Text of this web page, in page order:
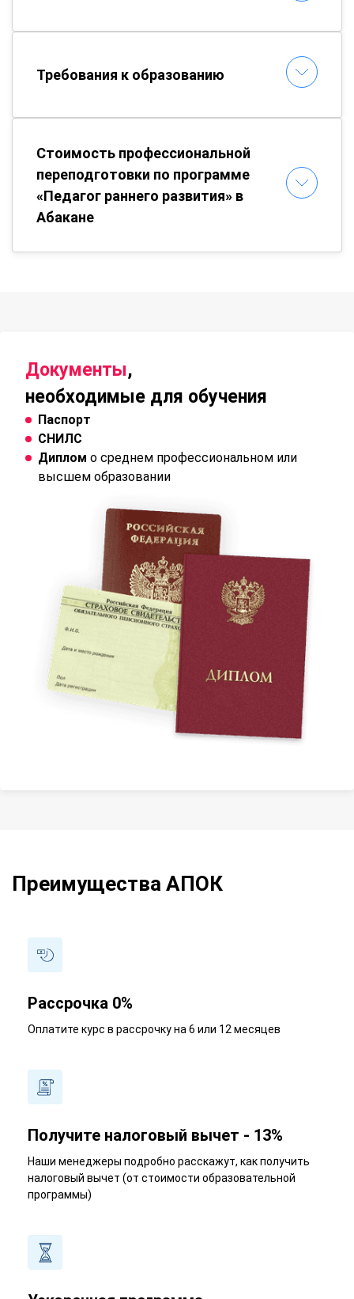
Требования к образованию
Стоимость профессиональной
переподготовки по программе
«Педагог раннего развития» в
Абакане
Документы,
необходимые для обучения
Паспорт
СНИЛС
Диплом о среднем профессиональном или
высшем образовании
Преимущества АПОК
Рассрочка 0%
Оплатите курс в рассрочку на 6 или 12 месяцев
Получите налоговый вычет - 13%
Наши менеджеры подробно расскажут, как получить
налоговый вычет (от стоимости образовательной
программы)